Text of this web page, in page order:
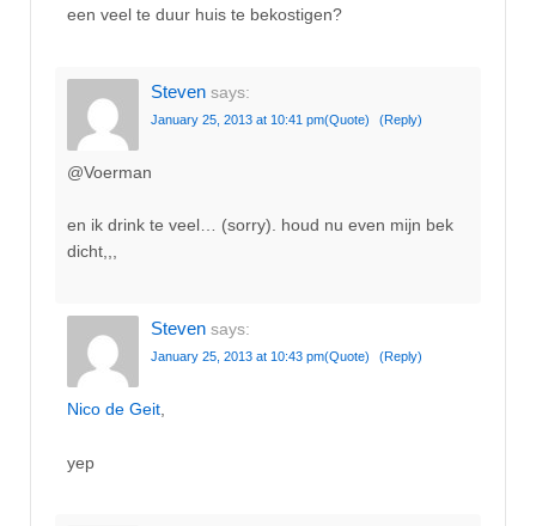
een veel te duur huis te bekostigen?
Steven says:
January 25, 2013 at 10:41 pm(Quote) (Reply)
@Voerman
en ik drink te veel… (sorry). houd nu even mijn bek
dicht,,,
Steven says:
January 25, 2013 at 10:43 pm(Quote) (Reply)
Nico de Geit
yep